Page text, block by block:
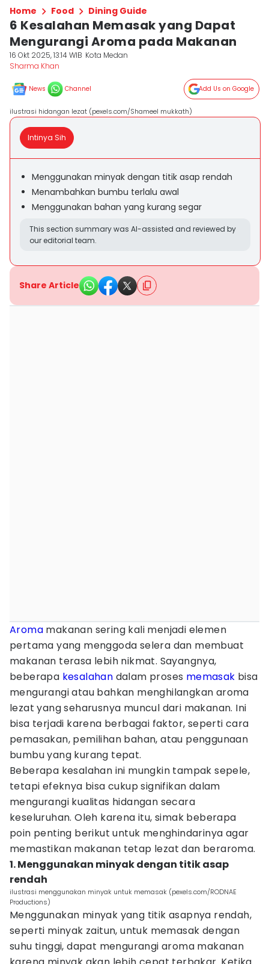
Home Food Dining Guide
6 Kesalahan Memasak yang Dapat
Mengurangi Aroma pada Makanan
16 Okt 2025, 13:14 WIB Kota Medan
Sharma Khan
News Channel Add Us on Google
ilustrasi hidangan lezat (pexels.com/Shameel mukkath)
Intinya Sih
Menggunakan minyak dengan titik asap rendah
Menambahkan bumbu terlalu awal
Menggunakan bahan yang kurang segar
This section summary was AI-assisted and reviewed by
our editorial team.
Share Article
Aroma makanan sering kali menjadi elemen
pertama yang menggoda selera dan membuat
makanan terasa lebih nikmat. Sayangnya,
beberapa kesalahan dalam proses memasak bisa
mengurangi atau bahkan menghilangkan aroma
lezat yang seharusnya muncul dari makanan. Ini
bisa terjadi karena berbagai faktor, seperti cara
pemasakan, pemilihan bahan, atau penggunaan
bumbu yang kurang tepat.
Beberapa kesalahan ini mungkin tampak sepele,
tetapi efeknya bisa cukup signifikan dalam
mengurangi kualitas hidangan secara
keseluruhan. Oleh karena itu, simak beberapa
poin penting berikut untuk menghindarinya agar
memastikan makanan tetap lezat dan beraroma.
1. Menggunakan minyak dengan titik asap
rendah
ilustrasi menggunakan minyak untuk memasak (pexels.com/RODNAE
Productions)
Menggunakan minyak yang titik asapnya rendah,
seperti minyak zaitun, untuk memasak dengan
suhu tinggi, dapat mengurangi aroma makanan